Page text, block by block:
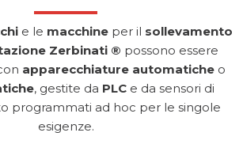
e le macchineper il sollevamento
Zerbinati ® possono essere
apparecchiature automatiche o
, gestite da PLCe da sensori di
programmati ad hoc per le singole
esigenze.